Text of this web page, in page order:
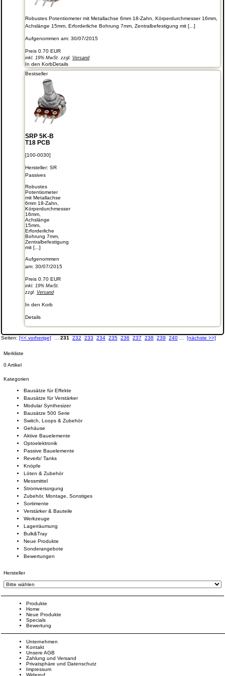
Robustes Potentiometer mit Metallachse 6mm 18-Zahn, Körperdurchmesser 16mm,
Achslänge 15mm, Erforderliche Bohrung 7mm, Zentralbefestigung mit [...]
Aufgenommen am: 30/07/2015
Preis 0.70 EUR
inkl. 19% MwSt. zzgl. Versand
In den KorbDetails
Bestseller
SRP 5K-B
T18 PCB
[100-0030]
Hersteller: SR
Passives
Robustes
Potentiometer
mit Metallachse
6mm 18-Zahn,
Körperdurchmesser
16mm,
Achslänge
15mm,
Erforderliche
Bohrung 7mm,
Zentralbefestigung
mit [...]
Aufgenommen
am: 30/07/2015
Preis 0.70 EUR
inkl. 19% MwSt.
zzgl. Versand
In den Korb
Details
Seiten: [<< vorherige] ... 231 232 233 234 235 236 237 238 239 240 ... [nächste >>]
Merkliste
0 Artikel
Kategorien
Bausätze für Effekte
Bausätze für Verstärker
Modular Synthesizer
Bausätze 500 Serie
Switch, Loops & Zubehör
Gehäuse
Aktive Bauelemente
Optoelektronik
Passive Bauelemente
Reverb/ Tanks
Knöpfe
Löten & Zubehör
Messmittel
Stromversorgung
Zubehör, Montage, Sonstiges
Sortimente
Verstärker & Bauteile
Werkzeuge
Lagerräumung
Bulk&Tray
Neue Produkte
Sonderangebote
Bewertungen
Hersteller
Produkte
Home
Neue Produkte
Specials
Bewertung
Unternehmen
Kontakt
Unsere AGB
Zahlung und Versand
Privatsphäre und Datenschutz
Impressum